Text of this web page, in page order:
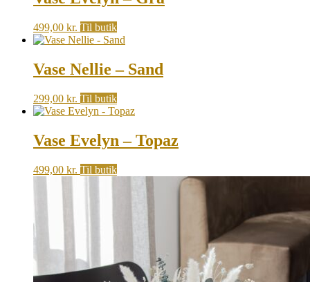
499,00 kr. Til butik
Vase Nellie – Sand
299,00 kr. Til butik
Vase Evelyn – Topaz
499,00 kr. Til butik